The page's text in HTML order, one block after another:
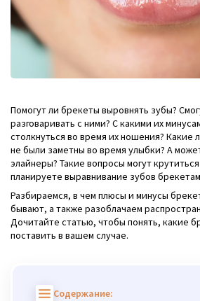
Помогут ли брекеты выровнять зубы?
разговаривать с ними? С какими их
столкнуться во время их ношения? Какие
не были заметны во время улыбки? А
элайнеры? Такие вопросы могут
планируете выравнивание зубов
Разбираемся, в чем плюсы и минусы
бывают, а также разоблачаем
Дочитайте статью, чтобы понять, какие
поставить в вашем случае.
Содержание: